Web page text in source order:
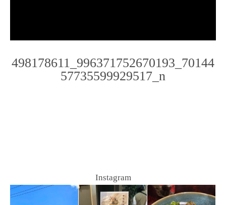
498178611_996371752670193_70144
57735599929517_n
Instagram